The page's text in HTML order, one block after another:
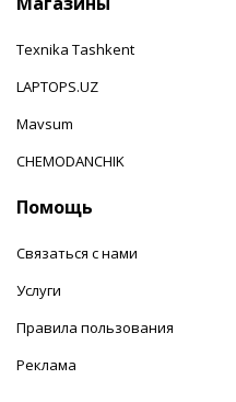
Texnika Tashkent
LAPTOPS.UZ
Mavsum
CHEMODANCHIK
Помощь
Связаться с нами
Услуги
Правила пользования
Реклама